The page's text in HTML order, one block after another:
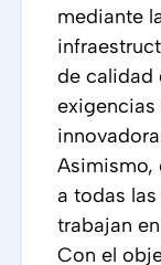
mediante
de calidad
Asimismo,
a todas
trabajan
Con el